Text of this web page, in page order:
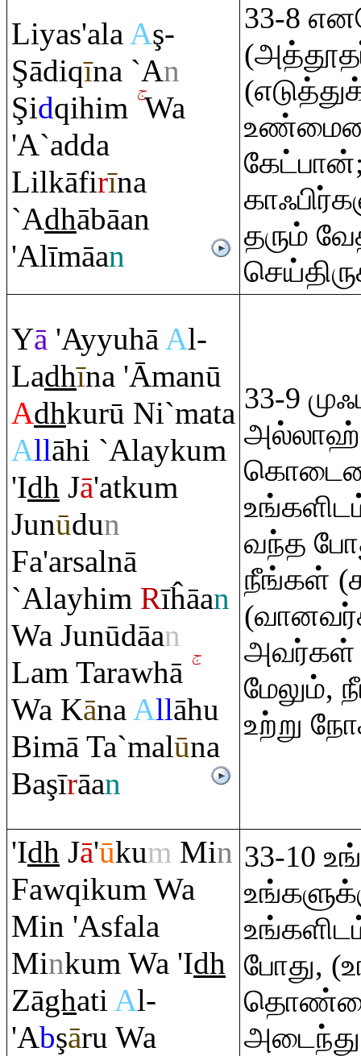
Liyas'alaAş-
Şādiqīna `An
Şidqihim Wa
'A`adda
Lilkāfirīna
`Adhābāan
'Alīmāan
33-8
தரும்
Yā 'AyyuhāAl-
Ladhīna 'Āmanū
Adhkurū Ni`mata
Allāhi `Alaykum
'Idh Jā'atkum
Junūdun
Fa'arsalnā
`Alayhim Rīĥāan
Wa Junūdāan
Lam Tarawhā
Wa KānaAllāhu
Bimā Ta`malūna
Başīrāan
33-9
அல்லாஹ்
வந்த
நீங்கள்
அவர்கள்
உற்று
'Idh Jā'ūkum Min
Fawqikum Wa
Min 'Asfala
Minkum Wa 'Idh
Zāghati Al-
'Abşāru Wa
33-10
போது,